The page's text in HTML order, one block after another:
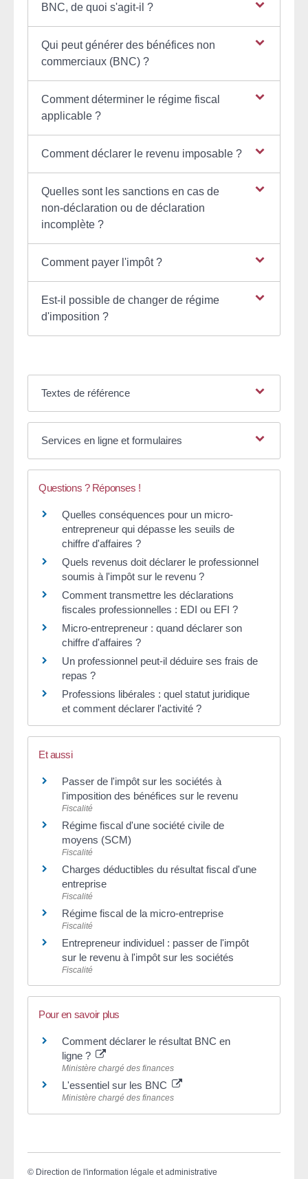
BNC, de quoi s'agit-il ?
Qui peut générer des bénéfices non
commerciaux (BNC) ?
Comment déterminer le régime fiscal
applicable ?
Comment déclarer le revenu imposable ?
Quelles sont les sanctions en cas de
non-déclaration ou de déclaration
incomplète ?
Comment payer l'impôt ?
Est-il possible de changer de régime
d'imposition ?
Textes de référence
Services en ligne et formulaires
Questions ? Réponses !
Quelles conséquences pour un micro-
entrepreneur qui dépasse les seuils de
chiffre d'affaires ?
Quels revenus doit déclarer le professionnel
soumis à l'impôt sur le revenu ?
Comment transmettre les déclarations
fiscales professionnelles : EDI ou EFI ?
Micro-entrepreneur : quand déclarer son
chiffre d'affaires ?
Un professionnel peut-il déduire ses frais de
repas ?
Professions libérales : quel statut juridique
et comment déclarer l'activité ?
Et aussi
Passer de l'impôt sur les sociétés à
l'imposition des bénéfices sur le revenu
Fiscalité
Régime fiscal d'une société civile de
moyens (SCM)
Fiscalité
Charges déductibles du résultat fiscal d'une
entreprise
Fiscalité
Régime fiscal de la micro-entreprise
Fiscalité
Entrepreneur individuel : passer de l'impôt
sur le revenu à l'impôt sur les sociétés
Fiscalité
Pour en savoir plus
Comment déclarer le résultat BNC en
ligne ?
Ministère chargé des finances
L'essentiel sur les BNC
Ministère chargé des finances
© Direction de l'information légale et administrative